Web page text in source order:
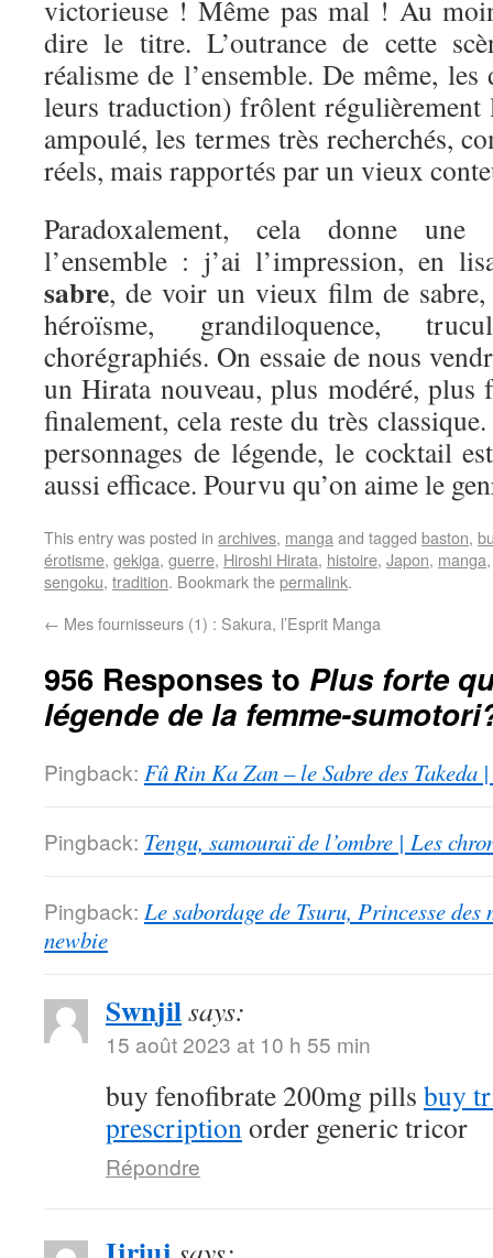
victorieuse ! Même pas mal ! Au
dire le titre. L’outrance de cette
réalisme de l’ensemble. De même,
leurs traduction) frôlent
ampoulé, les termes très recherchés,
réels, mais rapportés par un vieux
Paradoxalement, cela donne une
l’ensemble : j’ai l’impression, en
sabre, de voir un vieux film de sabre,
héroïsme, grandiloquence,
chorégraphiés. On essaie de nous
un Hirata nouveau, plus modéré, plus
finalement, cela reste du très
personnages de légende, le cocktail
aussi efficace. Pourvu qu’on aime le
This entry was posted in archives, manga and tagged baston,
érotisme, gekiga, guerre, Hiroshi Hirata, histoire, Japon, manga
sengoku, tradition. Bookmark thepermalink.
← Mes fournisseurs (1) : Sakura, l’Esprit Manga
956 Responses to Plus forte
légende de la femme-
Pingback: Fû Rin Ka Zan – le Sabre des Takeda
Pingback: Tengu, samouraï de l’ombre | Les
Pingback: Le sabordage de Tsuru, Princesse
newbie
Swnjilsays:
15 août 2023 at 10 h 55 min
buy fenofibrate 200mg pills buy
prescriptionorder generic tricor
Répondre